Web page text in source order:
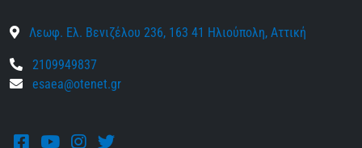
Λεωφ. Ελ. Βενιζέλου 236, 163 41 Ηλιούπολη, Αττική
2109949837
esaea@otenet.gr
FacebookYoutubeInstagram
Twitter